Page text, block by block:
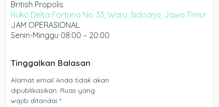
British Propolis
Ruko Delta Fortuna No. 33, Waru, Sidoarjo, Jawa Timur
JAM OPERASIONAL
Senin-Minggu 08:00 – 20:00
Tinggalkan Balasan
Alamat email Anda tidak akan
dipublikasikan. Ruas yang
wajib ditandai*